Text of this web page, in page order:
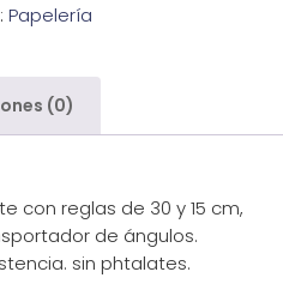
Papelería
(0)
con reglas de 30 y 15 cm,
de ángulos.
sin phtalates.